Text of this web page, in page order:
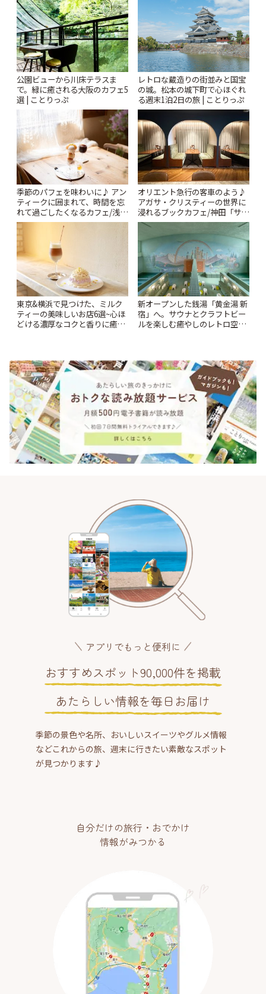
りっぷ
公園ビューから川床テラスま
で。緑に癒される大阪のカフェ5
選 | ことりっぷ
レトロな蔵造りの街並みと国宝
の城。松本の城下町で心ほぐれ
る週末1泊2日の旅 | ことりっぷ
季節のパフェを味わいに♪ アン
ティークに囲まれて、時間を忘
れて過ごしたくなるカフェ/浅草
「annorum cafe」 | ことりっぷ
オリエント急行の客車のよう♪
アガサ・クリスティーの世界に
浸れるブックカフェ/神田「サロ
ンクリスティ」 | ことりっぷ
東京&横浜で見つけた、ミルク
ティーの美味しいお店6選~心ほ
どける濃厚なコクと香りに癒や
新オープンした銭湯「黄金湯 新
宿」へ。サウナとクラフトビー
ルを楽しむ癒やしのレトロ空間
アプリでもっと便利に
おすすめスポット90,000件を掲載
あたらしい情報を毎日お届け
季節の景色や名所、おいしいスイーツやグルメ情報
などこれからの旅、週末に行きたい素敵なスポット
が見つかります♪
自分だけの旅行・おでかけ
情報がみつかる